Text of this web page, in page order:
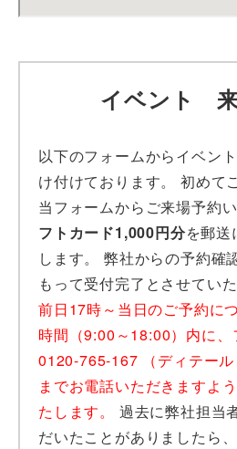
イベント
以下のフォームからイベン
け付けております。 初めて
当フォームからご来場予約い
フトカード1,000円分を郵送
します。 弊社からの予約確
もって受付完了とさせていた
前日17時～当日のご予約に
時間（9:00～18:00）内に、
0120-765-167 （ディテール
までお電話いただきますよ
たします。
過去に弊社担当
だいたことがありましたら